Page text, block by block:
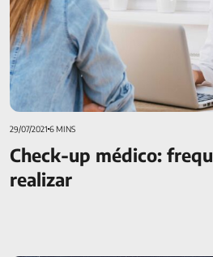
29/07/2021 6 MINS
Check-up médico:
realizar